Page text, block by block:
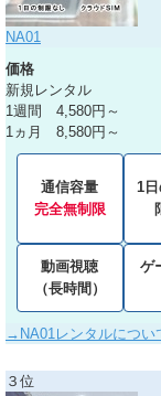
NA01
価格
新規レンタル
1週間 4,580円～
1ヵ月 8,580円～
通信容量
完全無制限
1日
動画視聴
（長時間）
ゲ
→NA01レンタルについ
３位